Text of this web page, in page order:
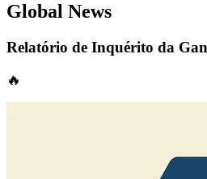
Global News
Relatório de Inquérito da
🔥